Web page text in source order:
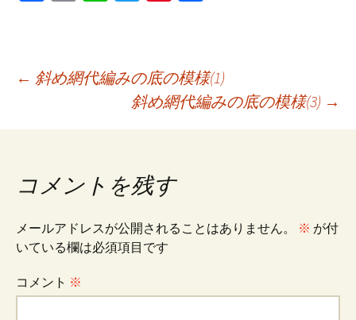
o
o
l
er es
t
投
稿
ナ
ビ
ゲ
← 斜め網代編みの底の模様(1)
斜め網代編みの底の模様(3) →
コメントを残す
メールアドレスが公開されることはありません。 ※ が付
いている欄は必須項目です
コメント ※